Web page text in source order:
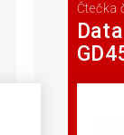
Čtečka